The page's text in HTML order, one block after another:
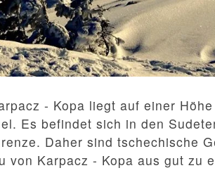
- Kopa liegt auf einer
Es befindet sich in den
Daher sind tschechische
von Karpacz - Kopa aus gut zu